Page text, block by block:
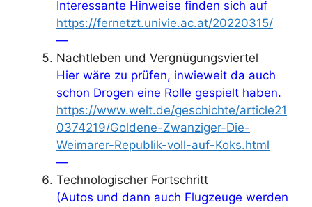
Interessante Hinweise finden sich auf
https://fernetzt.univie.ac.at/20220315/
—
Nachtleben und Vergnügungsviertel
Hier wäre zu prüfen, inwieweit da auch
schon Drogen eine Rolle gespielt haben.
https://www.welt.de/geschichte/article21
0374219/Goldene-Zwanziger-Die-
Weimarer-Republik-voll-auf-Koks.html
—
Technologischer Fortschritt
(Autos und dann auch Flugzeuge werden